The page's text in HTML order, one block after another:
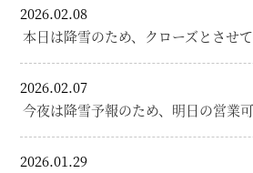
2026.02.08
本日は降雪のため、クローズとさせて
2026.02.07
今夜は降雪予報のため、明日の営業
2026.01.29